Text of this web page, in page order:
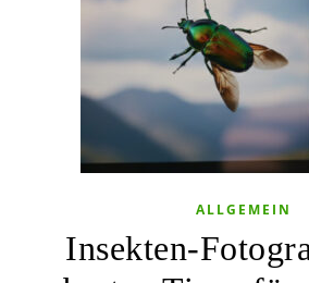
ALLGEMEIN
Insekten-